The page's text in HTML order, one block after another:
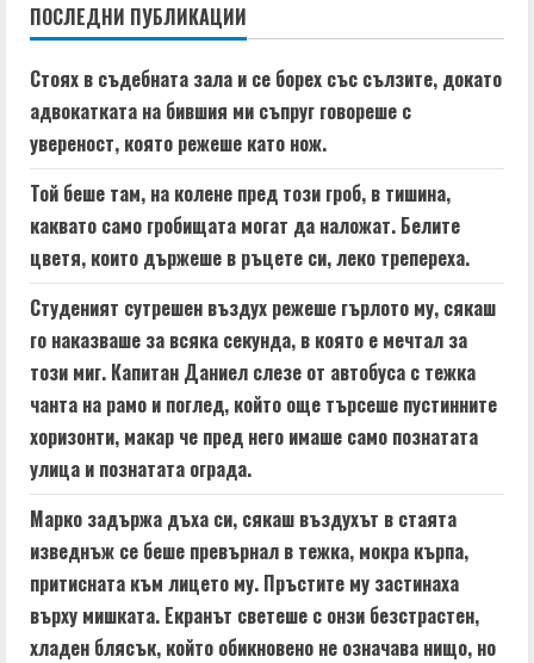
u
e
R
e
a
d
i
n
g
ПОСЛЕДНИ ПУБЛИКАЦИИ
Стоях в съдебната зала и се борех със сълзите, докато
адвокатката на бившия ми съпруг говореше с
увереност, която режеше като нож.
Той беше там, на колене пред този гроб, в тишина,
каквато само гробищата могат да наложат. Белите
цветя, които държеше в ръцете си, леко трепереха.
Студеният сутрешен въздух режеше гърлото му, сякаш
го наказваше за всяка секунда, в която е мечтал за
този миг. Капитан Даниел слезе от автобуса с тежка
чанта на рамо и поглед, който още търсеше пустинните
хоризонти, макар че пред него имаше само познатата
улица и познатата ограда.
Марко задържа дъха си, сякаш въздухът в стаята
изведнъж се беше превърнал в тежка, мокра кърпа,
притисната към лицето му. Пръстите му застинаха
върху мишката. Екранът светеше с онзи безстрастен,
хладен блясък, който обикновено не означава нищо, но